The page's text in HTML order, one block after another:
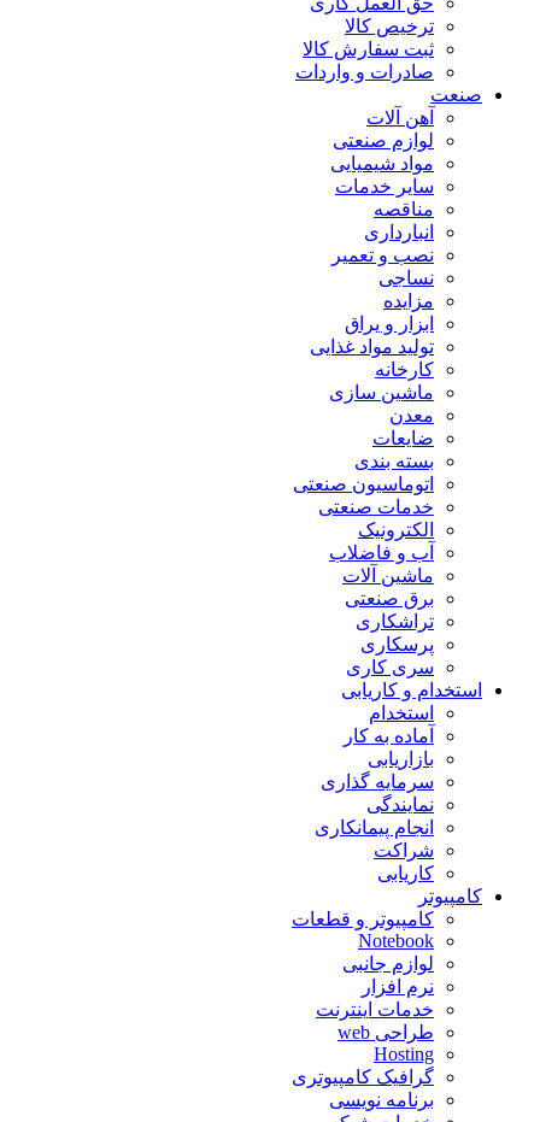
ترخیص کالا
ثبت سفارش کالا
صادرات و واردات
صنعت
آهن آلات
لوازم صنعتی
مواد شیمیایی
سایر خدمات
مناقصه
انبارداری
نصب و تعمیر
نساجی
مزایده
ابزار و یراق
تولید مواد غذایی
کارخانه
ماشین سازی
معدن
ضایعات
بسته بندی
اتوماسیون صنعتی
خدمات صنعتی
الکترونیک
آب و فاضلاب
ماشین آلات
برق صنعتی
تراشکاری
پرسکاری
سری کاری
استخدام و کاریابی
استخدام
آماده به کار
بازاریابی
سرمایه گذاری
نمایندگی
انجام پیمانکاری
شراکت
کاریابی
کامپیوتر
کامپیوتر و قطعات
Notebook
لوازم جانبی
نرم افزار
خدمات اینترنت
طراحی web
Hosting
گرافیک کامپیوتری
برنامه نویسی